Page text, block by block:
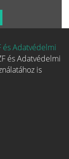
és Adatvédelmi
és Adatvédelmi
is